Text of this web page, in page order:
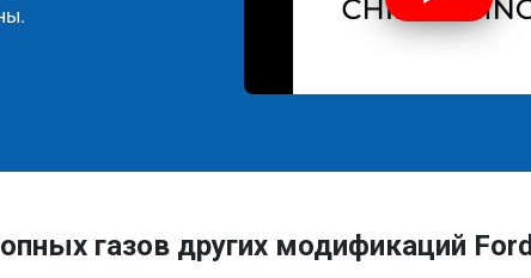
газов других модификаций Ford